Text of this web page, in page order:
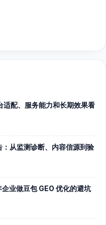
配、服务能力和长期效果看
从监测诊断、内容信源到验
业做豆包 GEO 优化的避坑